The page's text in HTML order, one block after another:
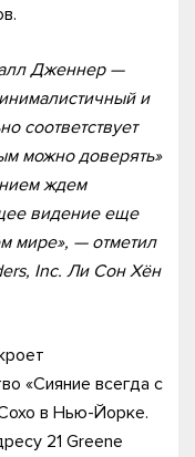
Дженнер —
и
соответствует
можно доверять»
ждем
видение еще
мире», — отметил
Inc. Ли Сон Хён
«Сияние всегда с
в Нью-Йорке.
21 Greene